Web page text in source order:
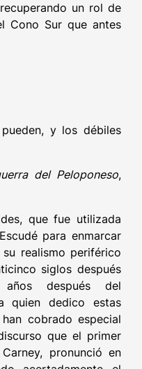
un rol de
Cono Sur que antes
y los débiles
del Peloponeso,
que fue utilizada
para enmarcar
realismo periférico
siglos después
después del
quien dedico estas
cobrado especial
que el primer
pronunció en